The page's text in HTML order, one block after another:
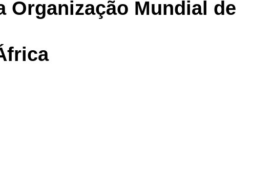
Organização Mundial de